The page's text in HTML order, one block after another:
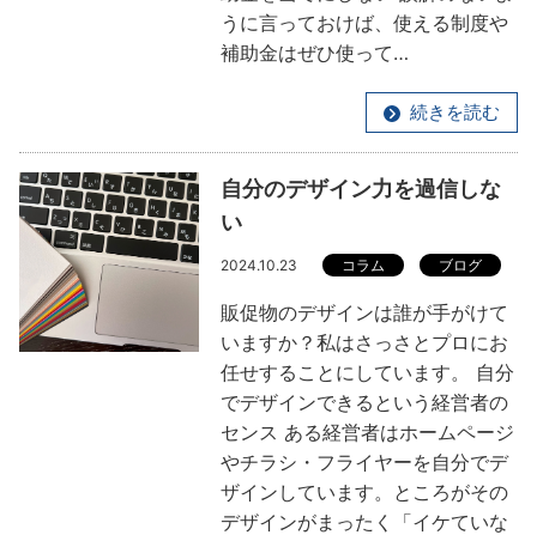
うに言っておけば、使える制度や
補助金はぜひ使って…
続きを読む
自分のデザイン力を過信しな
い
2024.10.23 コラム ブログ
販促物のデザインは誰が手がけて
いますか？私はさっさとプロにお
任せすることにしています。 自分
でデザインできるという経営者の
センス ある経営者はホームページ
やチラシ・フライヤーを自分でデ
ザインしています。ところがその
デザインがまったく「イケていな